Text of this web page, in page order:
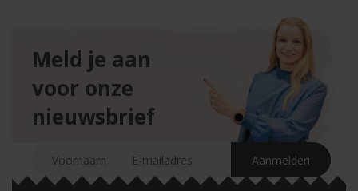
Meld je aan
voor onze
nieuwsbrief